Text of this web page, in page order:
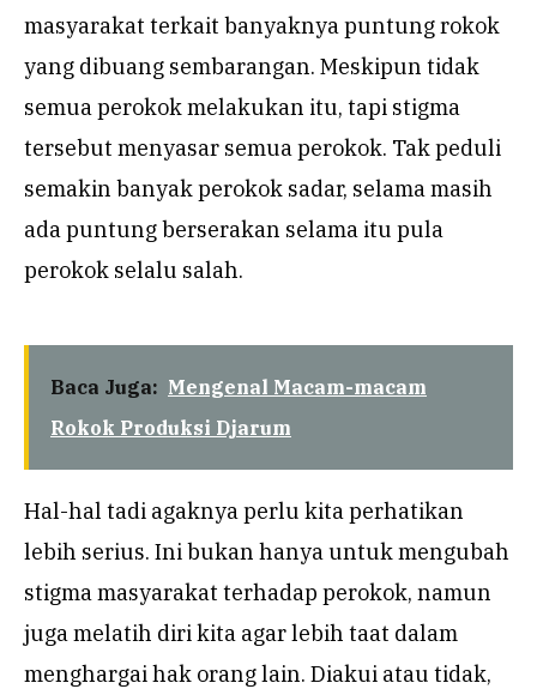
masyarakat terkait banyaknya puntung rokok
yang dibuang sembarangan. Meskipun tidak
semua perokok melakukan itu, tapi stigma
tersebut menyasar semua perokok. Tak peduli
semakin banyak perokok sadar, selama masih
ada puntung berserakan selama itu pula
perokok selalu salah.
Baca Juga: Mengenal Macam-macam
Rokok Produksi Djarum
Hal-hal tadi agaknya perlu kita perhatikan
lebih serius. Ini bukan hanya untuk mengubah
stigma masyarakat terhadap perokok, namun
juga melatih diri kita agar lebih taat dalam
menghargai hak orang lain. Diakui atau tidak,